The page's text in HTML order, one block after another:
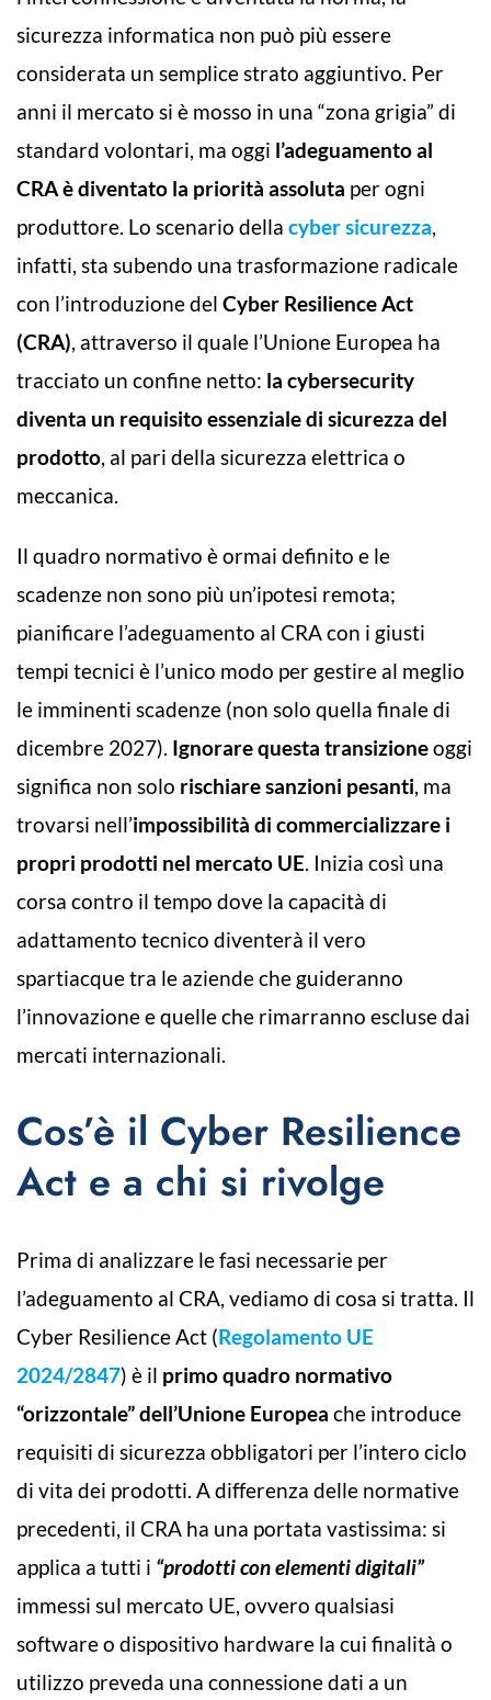
sicurezza informatica non può più essere
considerata un semplice strato aggiuntivo. Per
anni il mercato si è mosso in una “zona grigia” di
standard volontari, ma oggi l’adeguamento al
CRA è diventato la priorità assoluta per ogni
produttore. Lo scenario della cyber sicurezza,
infatti, sta subendo una trasformazione radicale
con l’introduzione del Cyber Resilience Act
(CRA), attraverso il quale l’Unione Europea ha
tracciato un confine netto: la cybersecurity
diventa un requisito essenziale di sicurezza del
prodotto, al pari della sicurezza elettrica o
meccanica.
Il quadro normativo è ormai definito e le
scadenze non sono più un’ipotesi remota;
pianificare l’adeguamento al CRA con i giusti
tempi tecnici è l’unico modo per gestire al meglio
le imminenti scadenze (non solo quella finale di
dicembre 2027). Ignorare questa transizioneoggi
significa non solo rischiare sanzioni pesanti, ma
trovarsi nell’impossibilità di commercializzare i
propri prodotti nel mercato UE. Inizia così una
corsa contro il tempo dove la capacità di
adattamento tecnico diventerà il vero
spartiacque tra le aziende che guideranno
l’innovazione e quelle che rimarranno escluse dai
mercati internazionali.
Cos’è il Cyber Resilience
Act e a chi si rivolge
Prima di analizzare le fasi necessarie per
l’adeguamento al CRA, vediamo di cosa si tratta. Il
Cyber Resilience Act (Regolamento UE
2024/2847) è il primo quadro normativo
“orizzontale” dell’Unione Europea che introduce
requisiti di sicurezza obbligatori per l’intero ciclo
di vita dei prodotti. A differenza delle normative
precedenti, il CRA ha una portata vastissima: si
applica a tutti i “prodotti con elementi digitali”
immessi sul mercato UE, ovvero qualsiasi
software o dispositivo hardware la cui finalità o
utilizzo preveda una connessione dati a un